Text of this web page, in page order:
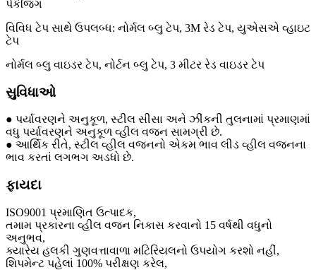
પેકેજિંગ
વિવિધ ટેપ સાથે ઉપલબ્ધ: નોર્મલ બ્લુ ટેપ, 3M રેડ ટેપ, યુએસએ વ્હાઇટ
ટેપ
નોર્મલ બ્લુ વાઇડર ટેપ, નોર્ટન બ્લુ ટેપ, 3 મીટર રેડ વાઇડર ટેપ
સુવિધાઓ
● પર્યાવરણને અનુકૂળ, સ્ટીલ સીસા અને ઝીંકની તુલનામાં પ્રમાણમાં
વધુ પર્યાવરણને અનુકૂળ વ્હીલ વજન સામગ્રી છે.
● આર્થિક રીતે, સ્ટીલ વ્હીલ વજનનો એકમ ભાવ લીડ વ્હીલ વજનના
ભાવ કરતાં લગભગ અડધો છે.
ફાયદા
ISO9001 પ્રમાણિત ઉત્પાદક,
તમામ પ્રકારના વ્હીલ વજન નિકાસ કરવાનો 15 વર્ષથી વધુનો
અનુભવ,
ક્યારેય હલકી ગુણવત્તાવાળા મટિરિયલનો ઉપયોગ કરશો નહીં,
શિપમેન્ટ પહેલાં 100% પરીક્ષણ કરેલ,